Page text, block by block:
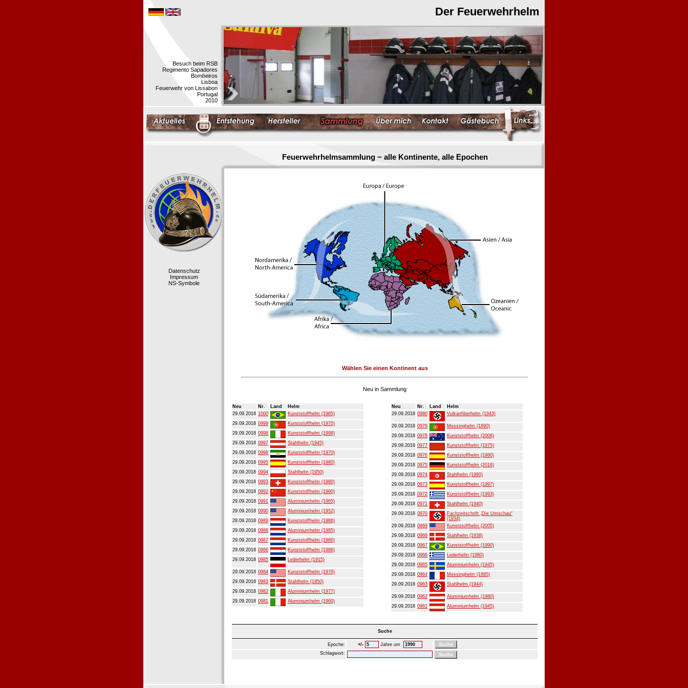
Der Feuerwehrhelm
Besuch beim RSB
Regimento Sapadores
Bombeiros
Lisboa
Feuerwehr von Lissabon
Portugal
2010
Feuerwehrhelmsammlung − alle Kontinente, alle Epochen
Datenschutz
Impressum
NS-Symbole
Wählen Sie einen Kontinent aus
Neu in Sammlung
Neu Nr. Land
Helm
29.09.2018 1000
Kunststoffhelm (1985)
29.09.2018 0999
Kunststoffhelm (1970)
29.09.2018 0998
Kunststoffhelm (1998)
29.09.2018 0997
Stahlhelm (1945)
29.09.2018 0996
Kunststoffhelm (1970)
29.09.2018 0995
Kunststoffhelm (1980)
29.09.2018 0994
Stahlhelm (1950)
29.09.2018 0993
Kunststoffhelm (1980)
29.09.2018 0992
Kunststoffhelm (1990)
29.09.2018 0991
Aluminiumhelm (1965)
29.09.2018 0990
Aluminiumhelm (1952)
29.09.2018 0989
Kunststoffhelm (1986)
29.09.2018 0988
Aluminiumhelm (1985)
29.09.2018 0987
Kunststoffhelm (1986)
29.09.2018 0986
Kunststoffhelm (1986)
29.09.2018 0985 Lederhelm (1915)
29.09.2018 0984
Kunststoffhelm (1978)
29.09.2018 0983
Stahlhelm (1950)
29.09.2018 0982
Aluminiumhelm (1977)
29.09.2018 0981 Aluminiumhelm (1960)
Neu Nr. Land
Helm
29.09.2018 0980 Vulkanfiberhelm (1943)
29.09.2018 0979
Messinghelm (1890)
29.09.2018 0978
Kunststoffhelm (2008)
29.09.2018 0977
Kunststoffhelm (1975)
29.09.2018 0976
Kunststoffhelm (1980)
29.09.2018 0975
Kunststoffhelm (2016)
29.09.2018 0974
Stahlhelm (1980)
29.09.2018 0973
Kunststoffhelm (1997)
29.09.2018 0972
Kunststoffhelm (1993)
29.09.2018 0971
Stahlhelm (1940)
29.09.2018 0970
Fachzeitschrift „Die Umschau“
(1934)
29.09.2018 0969
Kunststoffhelm (2005)
29.09.2018 0968
Stahlhelm (1938)
29.09.2018 0967
Kunststoffhelm (1990)
29.09.2018 0966
Lederhelm (1980)
29.09.2018 0965
Aluminiumhelm (1945)
29.09.2018 0964
Messinghelm (1885)
29.09.2018 0963 Stahlhelm (1944)
29.09.2018 0962
Aluminiumhelm (1980)
29.09.2018 0961 Aluminiumhelm (1945)
Suche
Epoche: +/-
Jahre um
Schlagwort: